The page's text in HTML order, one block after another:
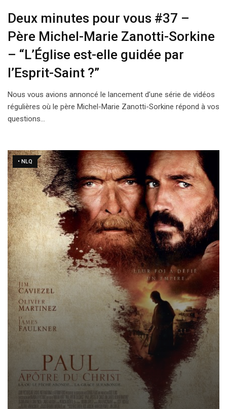
Deux minutes pour vous #37 –
Père Michel-Marie Zanotti-Sorkine
– “L’Église est-elle guidée par
l’Esprit-Saint ?”
Nous vous avions annoncé le lancement d’une série de vidéos
régulières où le père Michel-Marie Zanotti-Sorkine répond à vos
questions…
• NLQ